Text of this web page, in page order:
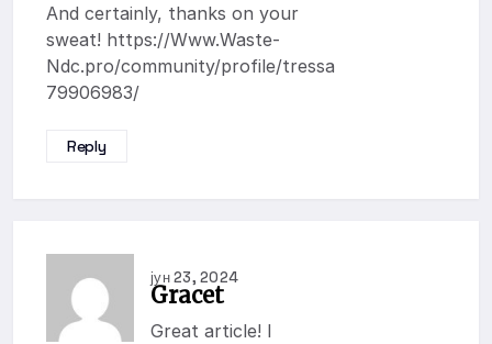
And certainly, thanks on your
sweat! https://Www.Waste-
Ndc.pro/community/profile/tressa
79906983/
Reply
јун 23, 2024
Gracet
Great article! I